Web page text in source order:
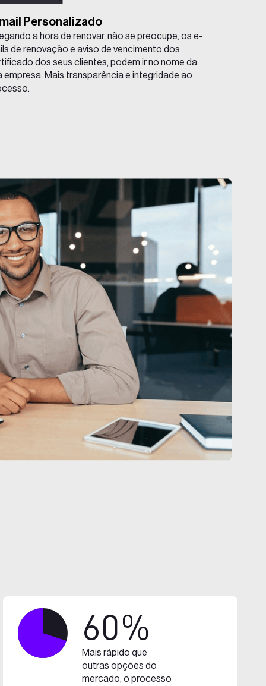
Personalizado
a hora de renovar, não se preocupe, os e-
de renovação e aviso de vencimento dos
dos seus clientes, podem ir no nome da
empresa. Mais transparência e integridade ao
60%
Mais rápido que
outras opções do
mercado, o processo